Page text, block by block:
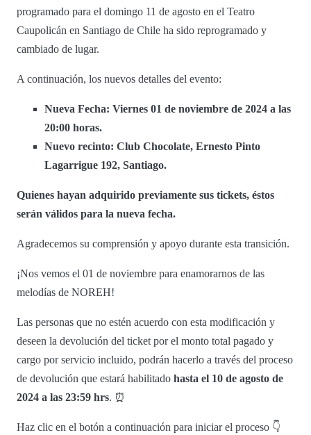
programado para el domingo 11 de agosto en el Teatro
Caupolicán en Santiago de Chile ha sido reprogramado y
cambiado de lugar.
A continuación, los nuevos detalles del evento:
Nueva Fecha: Viernes 01 de noviembre de 2024 a las
20:00 horas.
Nuevo recinto: Club Chocolate, Ernesto Pinto
Lagarrigue 192, Santiago.
Quienes hayan adquirido previamente sus tickets, éstos
serán válidos para la nueva fecha.
Agradecemos su comprensión y apoyo durante esta transición.
¡Nos vemos el 01 de noviembre para enamorarnos de las
melodías de NOREH!
Las personas que no estén acuerdo con esta modificación y
deseen la devolución del ticket por el monto total pagado y
cargo por servicio incluido, podrán hacerlo a través del proceso
de devolución que estará habilitado hasta el 10 de agosto de
2024 a las 23:59 hrs. ⏰
Haz clic en el botón a continuación para iniciar el proceso 👇